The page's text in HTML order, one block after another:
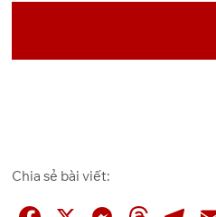
Chia sẻ bài viết: